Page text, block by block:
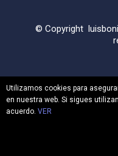
© Copyright
Utilizamos cookies para
en nuestra web. Si sigues
acuerdo. VER